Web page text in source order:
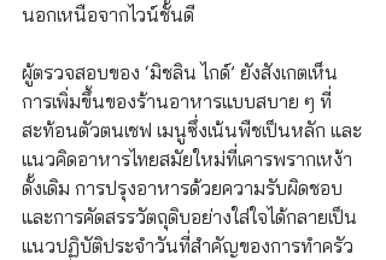
นอกเหนือจากไวน์ชั้นดี
ผู้ตรวจสอบของ ‘มิชลิน ไกด์’ ยังสังเกตเห็น
การเพิ่มขึ้นของร้านอาหารแบบสบาย ๆ ที่
สะท้อนตัวตนเชฟ เมนูซึ่งเน้นพืชเป็นหลัก และ
แนวคิดอาหารไทยสมัยใหม่ที่เคารพรากเหง้า
ดั้งเดิม การปรุงอาหารด้วยความรับผิดชอบ
และการคัดสรรวัตถุดิบอย่างใส่ใจได้กลายเป็น
แนวปฏิบัติประจำวันที่สำคัญของการทำครัว